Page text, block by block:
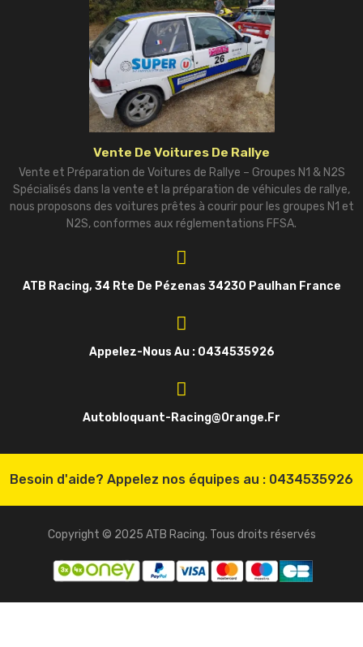
Vente De Voitures De Rallye
Vente et Préparation de Voitures de Rallye – Groupes N1 & N2S
Spécialisés dans la vente et la préparation de véhicules de rallye,
nous proposons des voitures prêtes à courir pour les groupes N1 et
N2S, conformes aux réglementations FFSA.
ATB Racing, 34 Rte De Pézenas 34230 Paulhan France
Appelez-Nous Au : 0434535926
Autobloquant-Racing@orange.fr
Besoin d'aide? Appelez nos équipes au : 0434535926
Copyright © 2025 ATB Racing. Tous droits réservés